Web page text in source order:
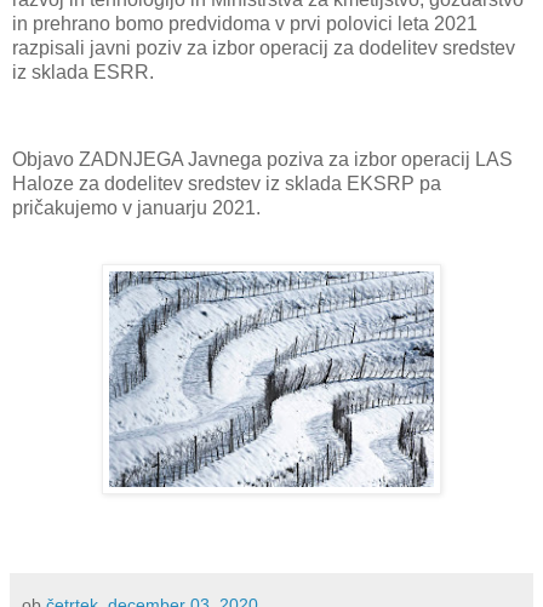
in prehrano bomo predvidoma v prvi polovici leta 2021
razpisali javni poziv za izbor operacij za dodelitev sredstev
iz sklada ESRR.
Objavo ZADNJEGA Javnega poziva za izbor operacij LAS
Haloze za dodelitev sredstev iz sklada EKSRP pa
pričakujemo v januarju 2021.